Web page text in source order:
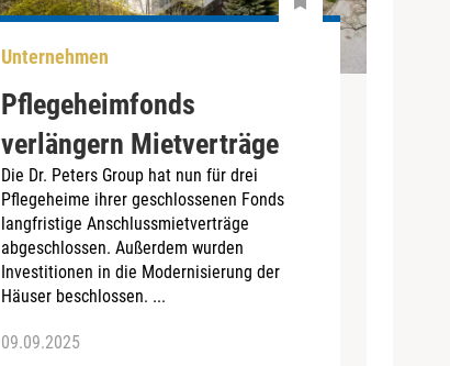
Unternehmen
Pflegeheimfonds
verlängern Mietverträge
Die Dr. Peters Group hat nun für drei
Pflegeheime ihrer geschlossenen Fonds
langfristige Anschlussmietverträge
abgeschlossen. Außerdem wurden
Investitionen in die Modernisierung der
Häuser beschlossen. ...
09.09.2025